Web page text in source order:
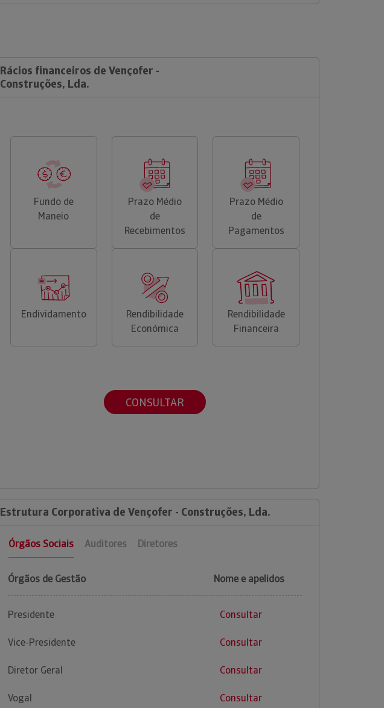
Rácios financeiros de Vençofer -
Construções, Lda.
Fundo de
Maneio
Prazo Médio
de
Recebimentos
Prazo Médio
de
Pagamentos
Endividamento
Rendibilidade
Económica
Rendibilidade
Financeira
CONSULTAR
Estrutura Corporativa de Vençofer - Construções, Lda.
Órgãos Sociais Auditores Diretores
Órgãos de Gestão Nome e apelidos
Presidente Consultar
Vice-Presidente Consultar
Diretor Geral Consultar
Vogal Consultar